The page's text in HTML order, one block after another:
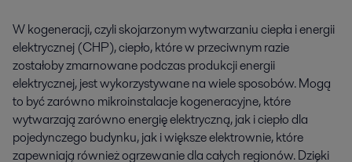
W kogeneracji, czyli skojarzonym wytwarzaniu ciepła i energii
elektrycznej (CHP), ciepło, które w przeciwnym razie
zostałoby zmarnowane podczas produkcji energii
elektrycznej, jest wykorzystywane na wiele sposobów. Mogą
to być zarówno mikroinstalacje kogeneracyjne, które
wytwarzają zarówno energię elektryczną, jak i ciepło dla
pojedynczego budynku, jak i większe elektrownie, które
zapewniają również ogrzewanie dla całych regionów. Dzięki